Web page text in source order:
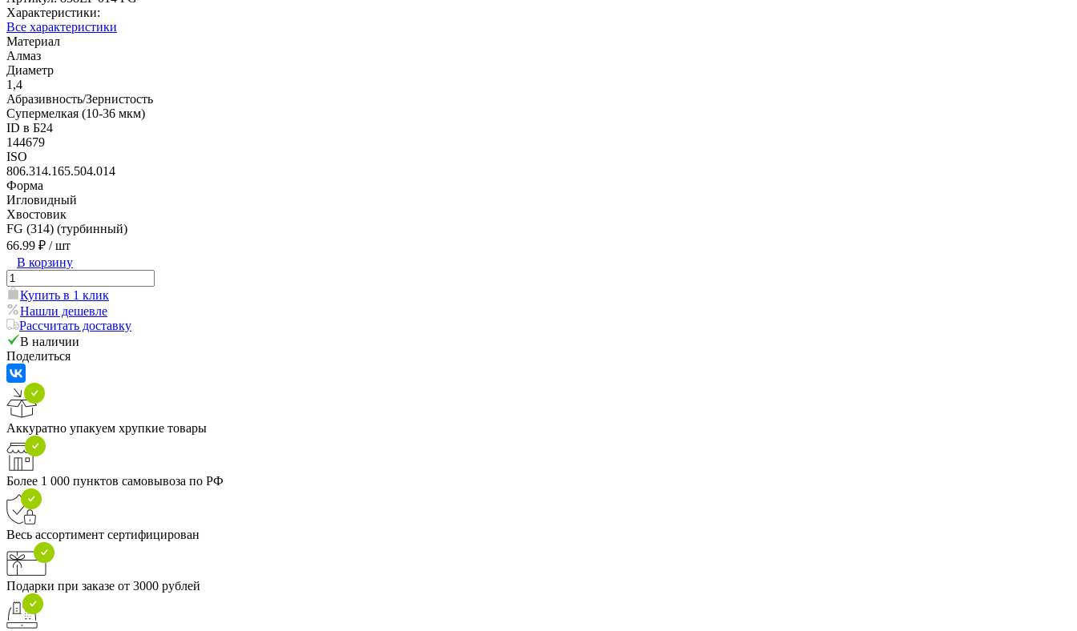
Характеристики:
Все характеристики
Материал
Алмаз
Диаметр
1,4
Абразивность/Зернистость
Супермелкая (10-36 мкм)
ID в Б24
144679
ISO
806.314.165.504.014
Форма
Игловидный
Хвостовик
FG (314) (турбинный)
66.99 ₽ / шт
В корзину
Купить в 1 клик
Нашли дешевле
Рассчитать доставку
В наличии
Поделиться
Аккуратно упакуем хрупкие товары
Более 1 000 пунктов самовывоза по РФ
Весь ассортимент сертифицирован
Подарки при заказе от 3000 рублей